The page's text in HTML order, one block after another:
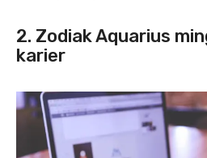
2. Zodiak Aquarius
karier